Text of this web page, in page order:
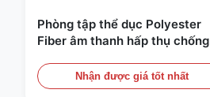
Phòng tập thể dục Polyester
Fiber âm thanh hấp thụ chống
Nhận được giá tốt nhất